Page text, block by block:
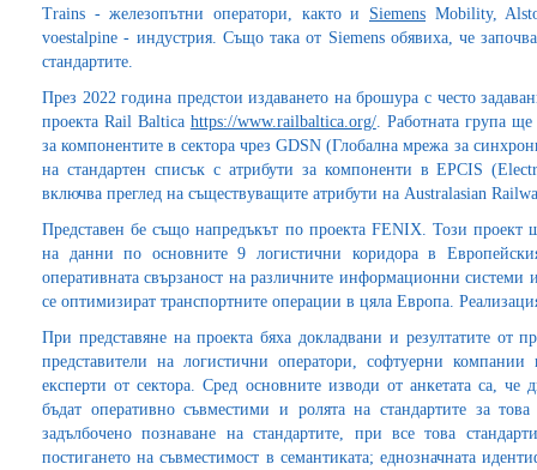
Trains - железопътни оператори, както и Siemens Mobility,
voestalpine - индустрия. Също така от Siemens обявиха, че
стандартите.
През 2022 година предстои издаването на брошура с често
проекта Rail Baltica https://www.railbaltica.org/. Работната група
за компонентите в сектора чрез GDSN (Глобална мрежа за
на стандартен списък с атрибути за компоненти в EPCIS
включва преглед на съществуващите атрибути на Australasian
Представен бе също напредъкът по проекта FENIX. Този проект
на данни по основните 9 логистични коридора в
оперативната свързаност на различните информационни системи
се оптимизират транспортните операции в цяла Европа.
При представяне на проекта бяха докладвани и резултатите от
представители на логистични оператори, софтуерни
експерти от сектора. Сред основните изводи от анкетата са, че
бъдат оперативно съвместими и ролята на стандартите за
задълбочено познаване на стандартите, при все това
постигането на съвместимост в семантиката; еднозначната